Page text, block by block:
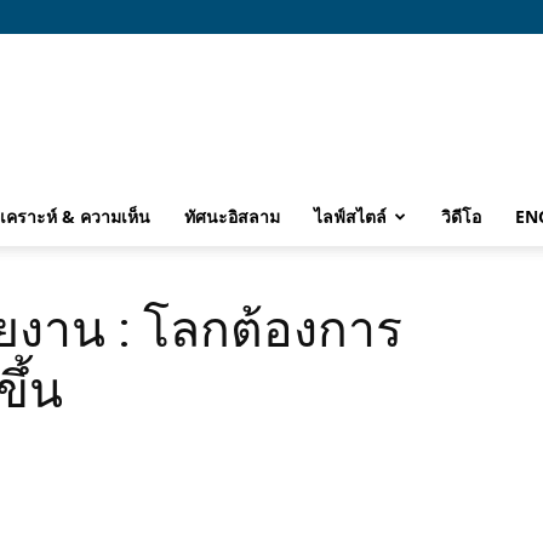
คราะห์ & ความเห็น ทัศนะอิสลาม ไลฟ์สไตล์ วิดีโอ
าน : โลกต้องการ
น